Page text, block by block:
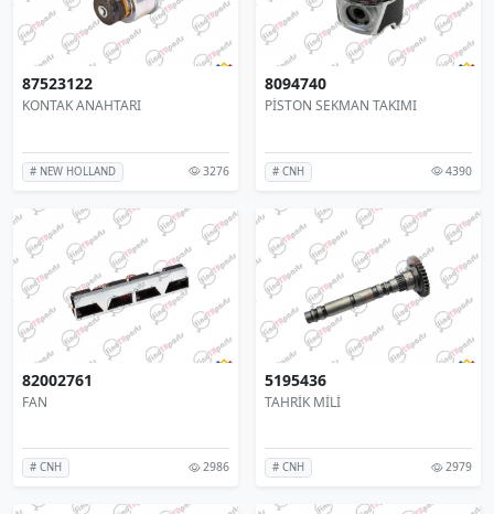
87523122
KONTAK ANAHTARI
# NEW HOLLAND 3276
8094740
PİSTON SEKMAN TAKIMI
# CNH 4390
82002761
FAN
# CNH 2986
5195436
TAHRİK MİLİ
# CNH 2979